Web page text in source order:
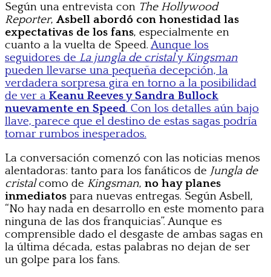
Según una entrevista con The Hollywood
Reporter, Asbell abordó con honestidad las
expectativas de los fans, especialmente en
cuanto a la vuelta de Speed. Aunque los
seguidores de La jungla de cristaly Kingsman
pueden llevarse una pequeña decepción, la
verdadera sorpresa gira en torno a la posibilidad
de ver a Keanu Reeves y Sandra Bullock
nuevamente en Speed. Con los detalles aún bajo
llave, parece que el destino de estas sagas podría
tomar rumbos inesperados.
La conversación comenzó con las noticias menos
alentadoras: tanto para los fanáticos de Jungla de
cristalcomo de Kingsman, no hay planes
inmediatos para nuevas entregas. Según Asbell,
“No hay nada en desarrollo en este momento para
ninguna de las dos franquicias”. Aunque es
comprensible dado el desgaste de ambas sagas en
la última década, estas palabras no dejan de ser
un golpe para los fans.